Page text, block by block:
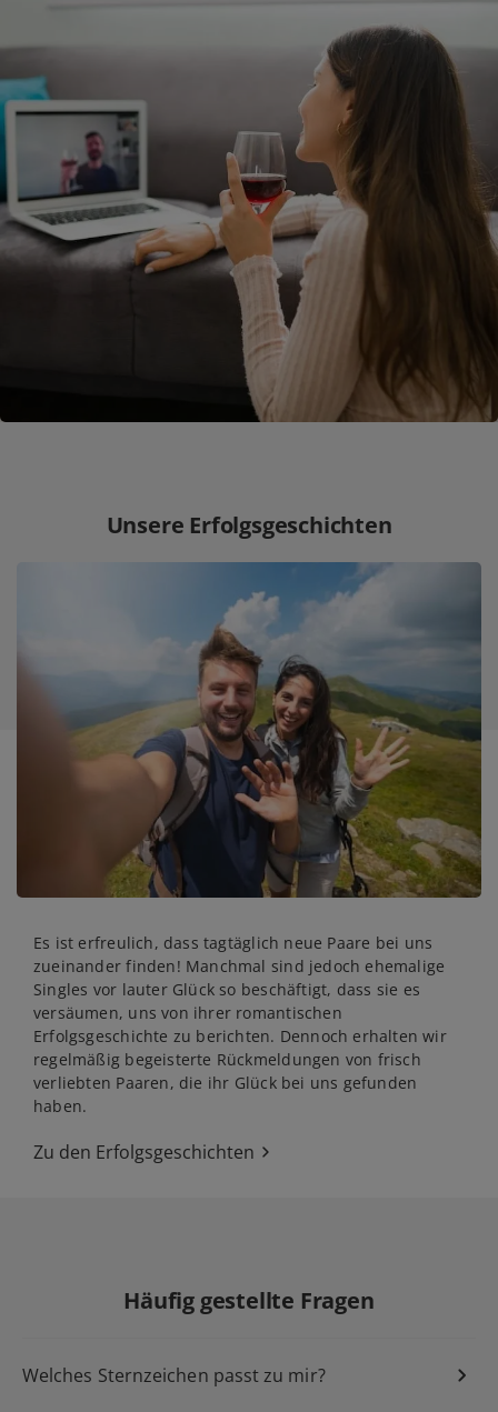
Unsere Erfolgsgeschichten
Es ist erfreulich, dass tagtäglich neue Paare bei uns
zueinander finden! Manchmal sind jedoch ehemalige
Singles vor lauter Glück so beschäftigt, dass sie es
versäumen, uns von ihrer romantischen
Erfolgsgeschichte zu berichten. Dennoch erhalten wir
regelmäßig begeisterte Rückmeldungen von frisch
verliebten Paaren, die ihr Glück bei uns gefunden
haben.
Zu den Erfolgsgeschichten
Häufig gestellte Fragen
Welches Sternzeichen passt zu mir?